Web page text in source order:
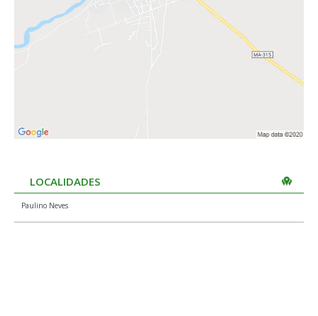
LOCALIDADES
Paulino Neves